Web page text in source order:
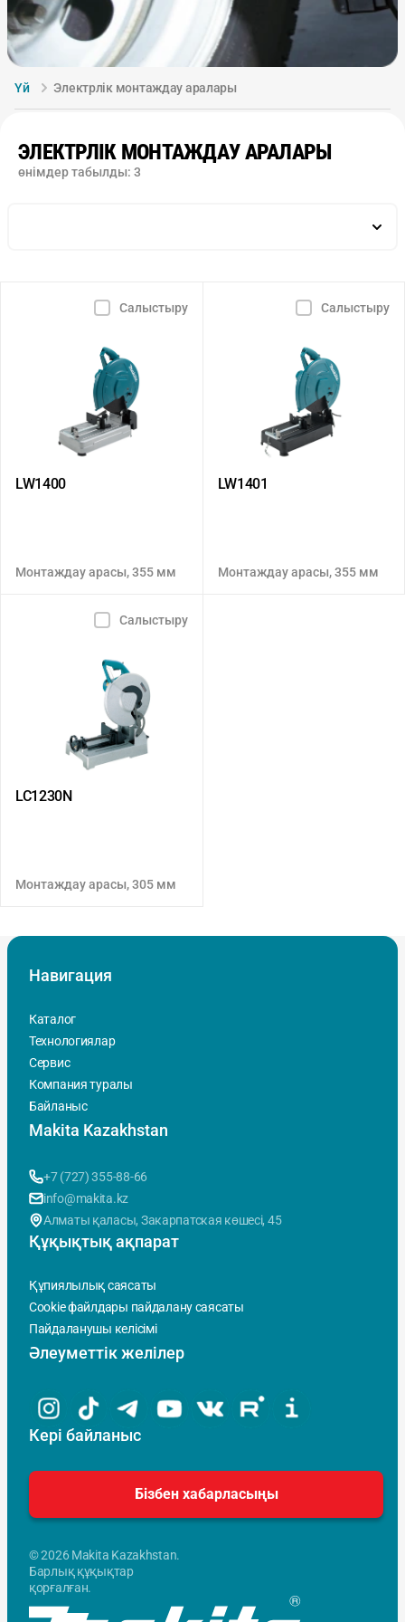
Үй Электрлік монтаждау аралары
ЭЛЕКТРЛІК МОНТАЖДАУ АРАЛАРЫ
өнімдер табылды: 3
Салыстыру
LW1400
Монтаждау арасы, 355 мм
Салыстыру
LW1401
Монтаждау арасы, 355 мм
Салыстыру
LC1230N
Монтаждау арасы, 305 мм
Навигация
Каталог
Технологиялар
Сервис
Компания туралы
Байланыс
Makita Kazakhstan
+7 (727) 355-88-66
info@makita.kz
Алматы қаласы, Закарпатская көшесi, 45
Құқықтық ақпарат
Құпиялылық саясаты
Cookie файлдары пайдалану саясаты
Пайдаланушы келісімі
Әлеуметтік желілер
Кері байланыс
Бізбен хабарласыңы
© 2026 Makita Kazakhstan.
Барлық құқықтар
қорғалған.